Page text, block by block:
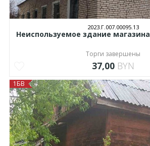
2023.Г.007.00095.13
Неиспользуемое здание магазина
Торги завершены
37,00 BYN
1БВ